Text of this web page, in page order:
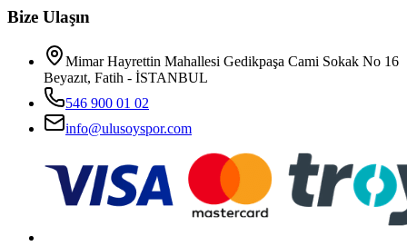
Bize Ulaşın
Mimar Hayrettin Mahallesi Gedikpaşa Cami Sokak No 16
Beyazıt, Fatih - İSTANBUL
546 900 01 02
info@ulusoyspor.com